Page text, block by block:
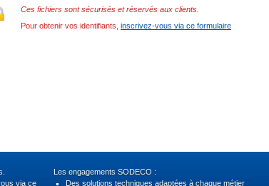
Ces fichiers sont sécurisés et réservés aux clients.
Pour obtenir vos identifiants, inscrivez-vous via ce formulaire
via ce
Les engagements SODECO :
Des solutions techniques adaptées à chaque métier